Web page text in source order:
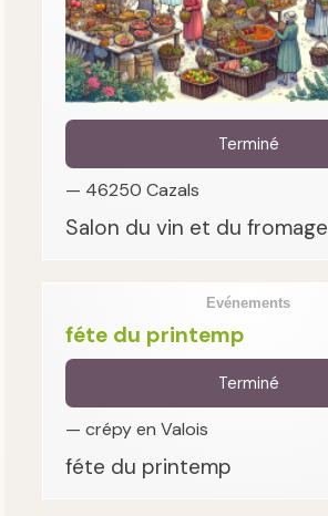
Terminé
— 46250 Cazals
Salon du vin et du
Evénements
féte du printemp
Terminé
— crépy en Valois
féte du printemp